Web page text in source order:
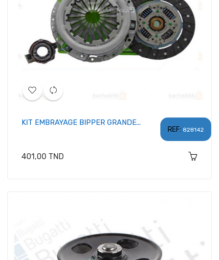
REF: 828142
KIT EMBRAYAGE BIPPER GRANDE...
Prix
401,00 TND